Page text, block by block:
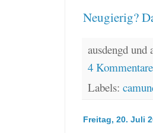
Neugierig?
ausdengd
4
Labels:
Freitag, 20. Juli